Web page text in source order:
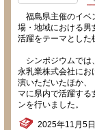
福島県主催のイベ
場・地域における男
活躍をテーマとした
シンポジウムでは
永乳業株式会社にお
演いただいたほか、
マに県内で活躍する
ンを行いました。
2025年11月5